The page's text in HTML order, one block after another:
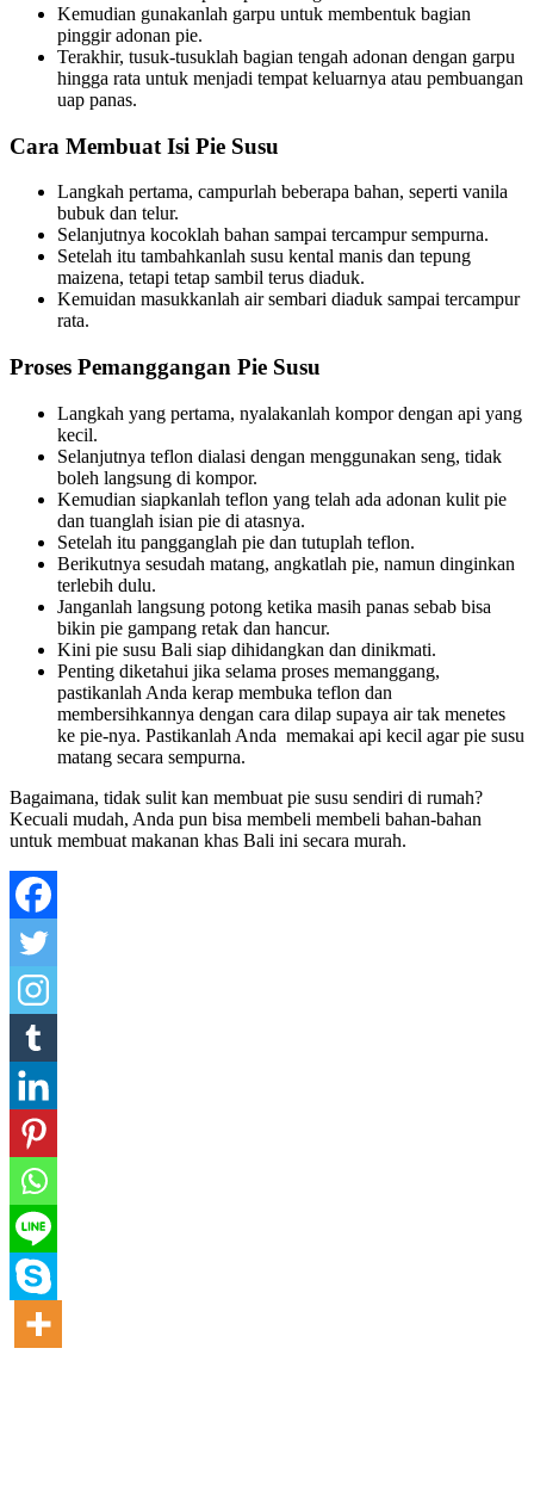
Kemudian gunakanlah garpu untuk membentuk bagian
pinggir adonan pie.
Terakhir, tusuk-tusuklah bagian tengah adonan dengan garpu
hingga rata untuk menjadi tempat keluarnya atau pembuangan
uap panas.
Cara Membuat Isi Pie Susu
Langkah pertama, campurlah beberapa bahan, seperti vanila
bubuk dan telur.
Selanjutnya kocoklah bahan sampai tercampur sempurna.
Setelah itu tambahkanlah susu kental manis dan tepung
maizena, tetapi tetap sambil terus diaduk.
Kemuidan masukkanlah air sembari diaduk sampai tercampur
rata.
Proses Pemanggangan Pie Susu
Langkah yang pertama, nyalakanlah kompor dengan api yang
kecil.
Selanjutnya teflon dialasi dengan menggunakan seng, tidak
boleh langsung di kompor.
Kemudian siapkanlah teflon yang telah ada adonan kulit pie
dan tuanglah isian pie di atasnya.
Setelah itu pangganglah pie dan tutuplah teflon.
Berikutnya sesudah matang, angkatlah pie, namun dinginkan
terlebih dulu.
Janganlah langsung potong ketika masih panas sebab bisa
bikin pie gampang retak dan hancur.
Kini pie susu Bali siap dihidangkan dan dinikmati.
Penting diketahui jika selama proses memanggang,
pastikanlah Anda kerap membuka teflon dan
membersihkannya dengan cara dilap supaya air tak menetes
ke pie-nya. Pastikanlah Anda memakai api kecil agar pie susu
matang secara sempurna.
Bagaimana, tidak sulit kan membuat pie susu sendiri di rumah?
Kecuali mudah, Anda pun bisa membeli membeli bahan-bahan
untuk membuat makanan khas Bali ini secara murah.